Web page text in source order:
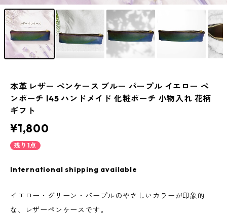
本革 レザー ペンケース ブルー パープル イエロー ペ
ンポーチ l45 ハンドメイド 化粧ポーチ 小物入れ 花柄
ギフト
¥1,800
残り1点
International shipping available
イエロー・グリーン・パープルのやさしいカラーが印象的
な、レザーペンケースです。